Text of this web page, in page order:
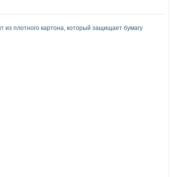
из плотного картона, который защищает бумагу